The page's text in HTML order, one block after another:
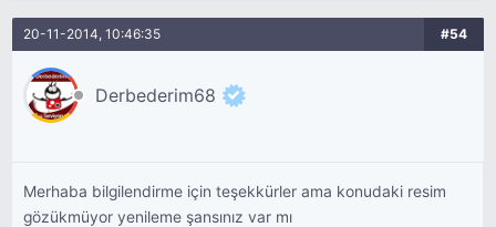
20-11-2014, 10:46:35 #54
Derbederim68
Merhaba bilgilendirme için teşekkürler ama konudaki resim
gözükmüyor yenileme şansınız var mı